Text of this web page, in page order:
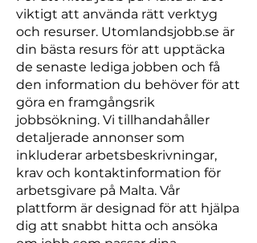
viktigt att använda rätt verktyg
och resurser. Utomlandsjobb.se är
din bästa resurs för att upptäcka
de senaste lediga jobben och få
den information du behöver för att
göra en framgångsrik
jobbsökning. Vi tillhandahåller
detaljerade annonser som
inkluderar arbetsbeskrivningar,
krav och kontaktinformation för
arbetsgivare på Malta. Vår
plattform är designad för att hjälpa
dig att snabbt hitta och ansöka